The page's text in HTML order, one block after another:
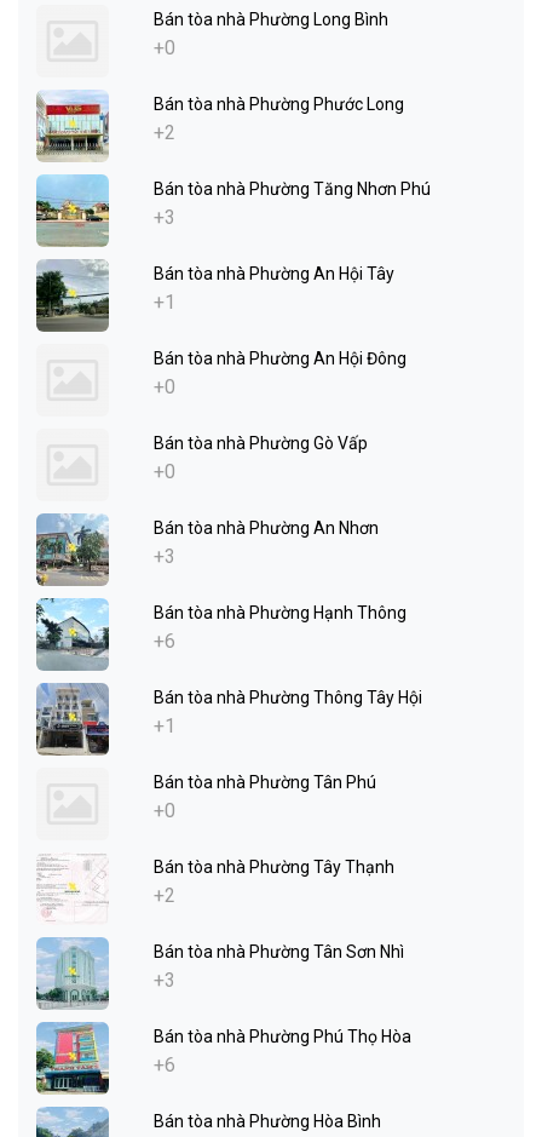
Bán tòa nhà Phường Long Bình
+0
Bán tòa nhà Phường Phước Long
+2
Bán tòa nhà Phường Tăng Nhơn Phú
+3
Bán tòa nhà Phường An Hội Tây
+1
Bán tòa nhà Phường An Hội Đông
+0
Bán tòa nhà Phường Gò Vấp
+0
Bán tòa nhà Phường An Nhơn
+3
Bán tòa nhà Phường Hạnh Thông
+6
Bán tòa nhà Phường Thông Tây Hội
+1
Bán tòa nhà Phường Tân Phú
+0
Bán tòa nhà Phường Tây Thạnh
+2
Bán tòa nhà Phường Tân Sơn Nhì
+3
Bán tòa nhà Phường Phú Thọ Hòa
+6
Bán tòa nhà Phường Hòa Bình